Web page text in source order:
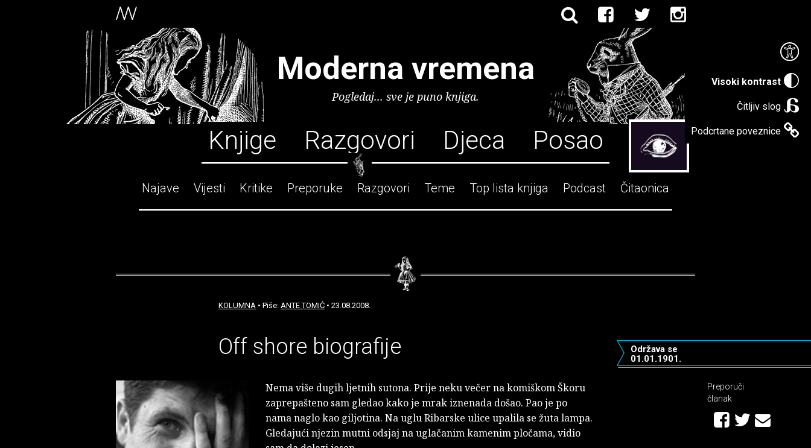
Visoki kontrast
Čitljiv slog
Podcrtane poveznice
Moderna vremena
Pogledaj... sve je puno knjiga.
Knjige Razgovori Djeca Posao
Najave Vijesti Kritike Preporuke Razgovori Teme Top lista knjiga Podcast Čitaonica
KOLUMNA • Piše: ANTE TOMIĆ • 23.08.2008.
Off shore biografije
Održava se
01.01.1901.
Nema više dugih ljetnih sutona. Prije neku večer na komiškom Škoru
zaprepašteno sam gledao kako je mrak iznenada došao. Pao je po
nama naglo kao giljotina. Na uglu Ribarske ulice upalila se žuta lampa.
Gledajući njezin mutni odsjaj na uglačanim kamenim pločama, vidio
Preporuči
članak